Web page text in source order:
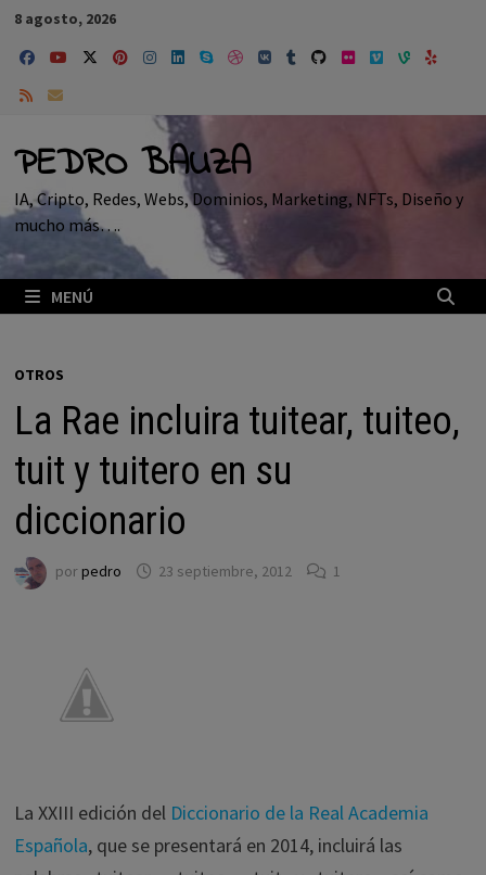
Saltar
contenido
8 agosto, 2026
PEDRO BAUZA
IA, Cripto, Redes, Webs, Dominios, Marketing, NFTs, Diseño y
mucho más….
MENÚ
OTROS
La Rae incluira tuitear, tuiteo,
tuit y tuitero en su
diccionario
porpedro 23 septiembre, 2012 1
La XXIII edición del Diccionario de la Real Academia
Española, que se presentará en 2014, incluirá las